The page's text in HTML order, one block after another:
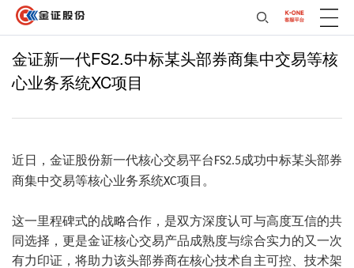
金证新一代FS2.5中标某头部券商集中交易等核
心业务系统XC项目
近日，金证股份新一代核心交易平台 FS2.5成功中标某头部券
商集中交易等核心业务系统XC项目。
这一里程碑式的战略合作，是双方深度认可与高度互信的共
同选择，更是金证核心交易产品成熟度与综合实力的又一次
有力印证，将助力该头部券商在核心技术自主可控、技术架